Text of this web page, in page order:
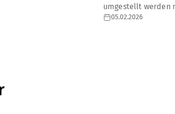
umgestellt werden
05.02.2026